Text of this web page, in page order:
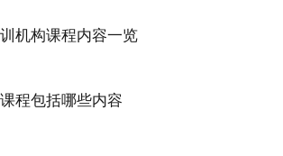
机构课程内容一览
程包括哪些内容